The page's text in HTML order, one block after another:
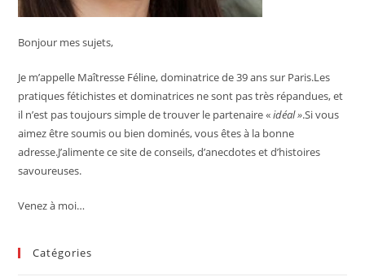
Bonjour mes sujets,
Je m’appelle Maîtresse Féline, dominatrice de 39 ans sur Paris.Les
pratiques fétichistes et dominatrices ne sont pas très répandues, et
il n’est pas toujours simple de trouver le partenaire «idéal ».Si vous
aimez être soumis ou bien dominés, vous êtes à la bonne
adresse.J’alimente ce site de conseils, d’anecdotes et d’histoires
savoureuses.
Venez à moi…
Catégories